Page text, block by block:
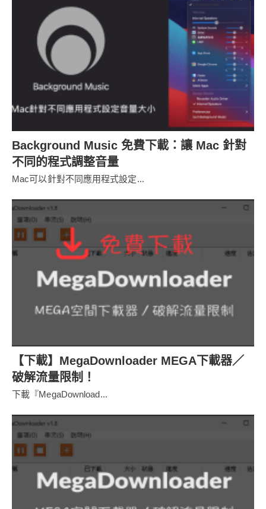
Background Music 免費下載：讓 Mac 針對
不同的程式調整音量
Mac可以針對不同應用程式設定...
【下載】MegaDownloader MEGA下載器／
破解流量限制！
下載『MegaDownload...